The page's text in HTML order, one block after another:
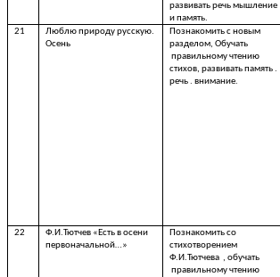
развивать речь мышление
и память.
21
Люблю природу русскую.
Осень
Познакомить с новым
разделом, Обучать
правильному чтению
стихов, развивать память .
речь . внимание.
22
Ф.И.Тютчев «Есть в осени
первоначальной…»
Познакомить со
стихотворением
Ф.И.Тютчева , обучать
правильному чтению